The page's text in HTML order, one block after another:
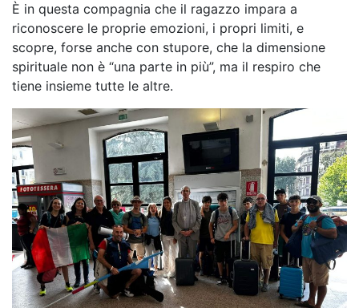
È in questa compagnia che il ragazzo impara a
riconoscere le proprie emozioni, i propri limiti, e
scopre, forse anche con stupore, che la dimensione
spirituale non è “una parte in più”, ma il respiro che
tiene insieme tutte le altre.